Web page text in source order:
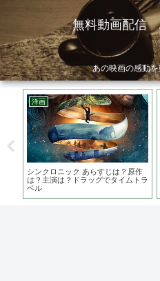
無料動画配信
あの映画の感動
洋画
シンクロニック あらすじは？原作
は？主演は？ドラッグでタイムトラ
ベル